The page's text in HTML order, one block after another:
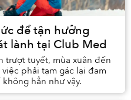
để tận hưởng
lành tại Club Med
trượt tuyết, mùa xuân đến
phải tạm gác lại đam
hẳn như vậy.